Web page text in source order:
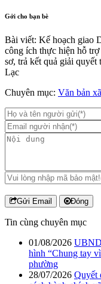
Gởi cho bạn bè
Bài viết: Kế hoạch giao
công ích thực hiện hỗ
sơ, trả kết quả giải
Lạc
Chuyên mục: Văn bản
Gửi Email Đóng
Tin cùng chuyên mục
01/08/2026
hình “Chung tay
phường
28/07/2026 Quyết